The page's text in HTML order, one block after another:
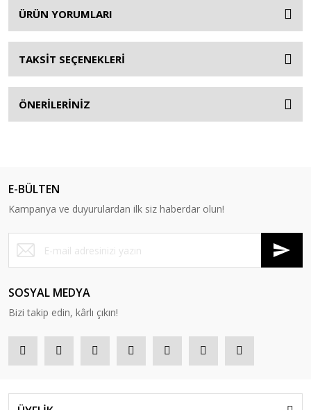
ÜRÜN YORUMLARI
TAKSİT SEÇENEKLERİ
ÖNERİLERİNİZ
E-BÜLTEN
Kampanya ve duyurulardan ilk siz haberdar olun!
SOSYAL MEDYA
Bizi takip edin, kârlı çıkın!